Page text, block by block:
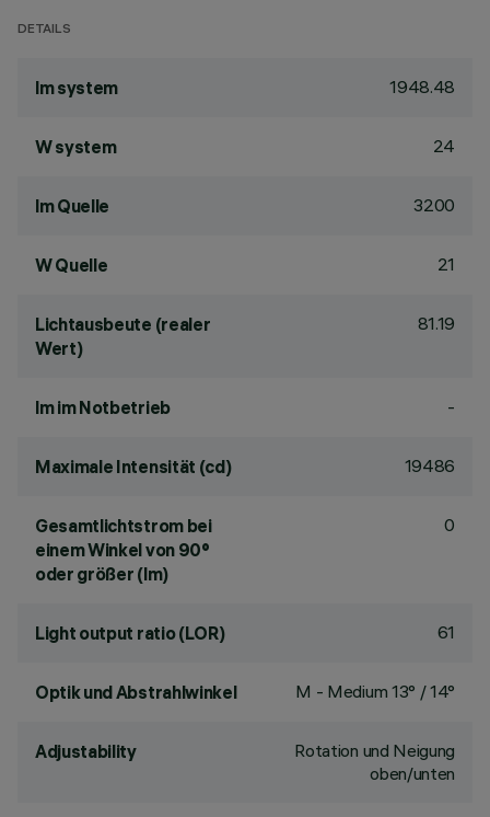
DETAILS
lm system 1948.48
W system 24
lm Quelle 3200
W Quelle 21
Lichtausbeute (realer
Wert)
81.19
lm im Notbetrieb -
Maximale Intensität (cd) 19486
Gesamtlichtstrom bei
einem Winkel von 90°
oder größer (lm)
0
Light output ratio (LOR) 61
Optik und Abstrahlwinkel M - Medium 13° / 14°
Adjustability
Rotation und Neigung
oben/unten